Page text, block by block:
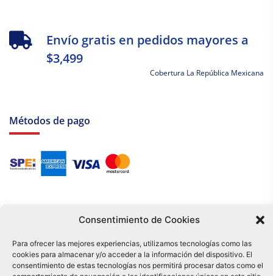
Consentimiento de Cookies
Para ofrecer las mejores experiencias, utilizamos tecnologías como las
cookies para almacenar y/o acceder a la información del dispositivo. El
consentimiento de estas tecnologías nos permitirá procesar datos como el
Envío gratis en pedidos mayores a
$3,499
Cobertura La República Mexicana
Métodos de pago
Tu compra es respaldada por nuestro certificado SSL y operada bajo las
mejores prácticas de seguridad.